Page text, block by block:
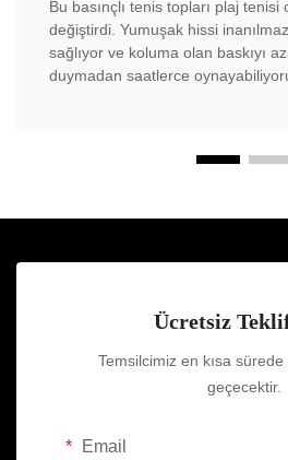
Bu basınçlı tenis topları plaj
değiştirdi. Yumuşak hissi
sağlıyor ve koluma olan baskıyı
duymadan saatlerce
Ücretsiz
Temsilcimiz en kısa
geçecektir.
Email